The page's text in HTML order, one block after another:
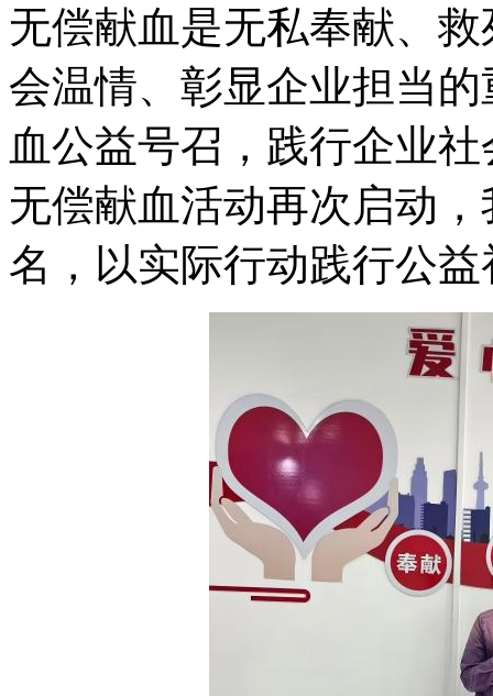
无偿献血是无私奉献、
会温情、彰显企业担当
血公益号召，践行企业
无偿献血活动再次启动
名，以实际行动践行公益